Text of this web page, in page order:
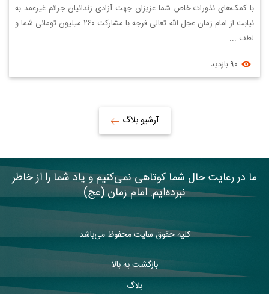
با کمک‌های نذورات خاص شما عزیزان جهت آزادی زندانیان جرائم غیرعمد به
نیابت از امام زمان عجل الله تعالی فرجه با مشارکت ۲۶۰ میلیون تومانی شما و
لطف ...
آرشیو بلاگ
ما در رعایت حال شما کوتاهی نمی‌کنیم و یاد شما را از خاطر
نبرده‌ایم. امام زمان (عج)
کلیه حقوق سایت محفوظ می‌باشد.
بازگشت به بالا
بلاگ